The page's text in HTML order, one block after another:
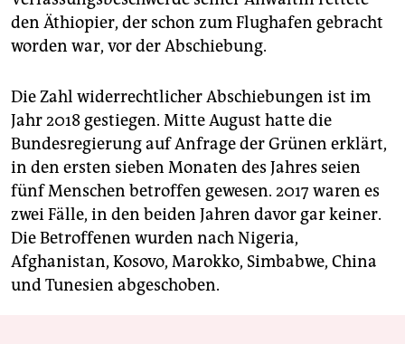
den Äthiopier, der schon zum Flughafen gebracht
worden war, vor der Abschiebung.
Die Zahl widerrechtlicher Abschiebungen ist im
Jahr 2018 gestiegen. Mitte August hatte die
Bundesregierung auf Anfrage der Grünen erklärt,
in den ersten sieben Monaten des Jahres seien
fünf Menschen betroffen gewesen. 2017 waren es
zwei Fälle, in den beiden Jahren davor gar keiner.
Die Betroffenen wurden nach Nigeria,
Afghanistan, Kosovo, Marokko, Simbabwe, China
und Tunesien abgeschoben.